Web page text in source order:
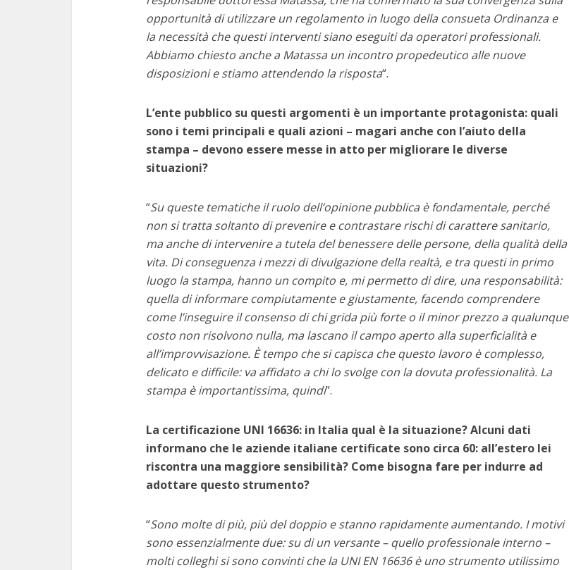
opportunità di utilizzare un regolamento in luogo della consueta Ordinanza e
la necessità che questi interventi siano eseguiti da operatori professionali.
Abbiamo chiesto anche a Matassa un incontro propedeutico alle nuove
disposizioni e stiamo attendendo la risposta“.
L’ente pubblico su questi argomenti è un importante protagonista: quali
sono i temi principali e quali azioni – magari anche con l’aiuto della
stampa – devono essere messe in atto per migliorare le diverse
situazioni?
“Su queste tematiche il ruolo dell’opinione pubblica è fondamentale, perché
non si tratta soltanto di prevenire e contrastare rischi di carattere sanitario,
ma anche di intervenire a tutela del benessere delle persone, della qualità della
vita. Di conseguenza i mezzi di divulgazione della realtà, e tra questi in primo
luogo la stampa, hanno un compito e, mi permetto di dire, una responsabilità:
quella di informare compiutamente e giustamente, facendo comprendere
come l’inseguire il consenso di chi grida più forte o il minor prezzo a qualunque
costo non risolvono nulla, ma lascano il campo aperto alla superficialità e
all’improvvisazione. È tempo che si capisca che questo lavoro è complesso,
delicato e difficile: va affidato a chi lo svolge con la dovuta professionalità. La
stampa è importantissima, quindi”.
La certificazione UNI 16636: in Italia qual è la situazione? Alcuni dati
informano che le aziende italiane certificate sono circa 60: all’estero lei
riscontra una maggiore sensibilità? Come bisogna fare per indurre ad
adottare questo strumento?
“Sono molte di più, più del doppio e stanno rapidamente aumentando. I motivi
sono essenzialmente due: su di un versante – quello professionale interno –
molti colleghi si sono convinti che la UNI EN 16636 è uno strumento utilissimo